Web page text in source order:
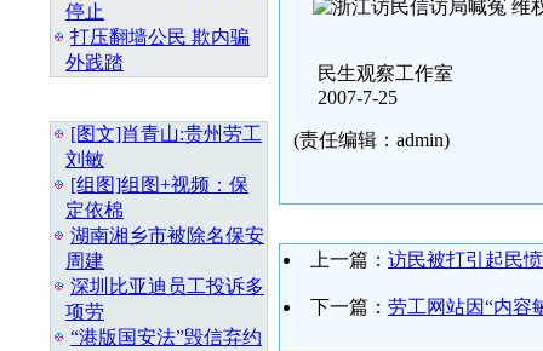
停止
打压翻墙公民 欺内骗
外践踏
[图文]肖青山:贵州劳工
刘敏
[组图]组图+视频：保
定依棉
湖南湘乡市被除名保安
周建
深圳比亚迪员工投诉多
项劳
“港版国安法”毁信弃约
民生观察工作室
2007-7-25
(责任编辑：admin)
上一篇： 访民被打引起民
下一篇： 劳工网站因“内容